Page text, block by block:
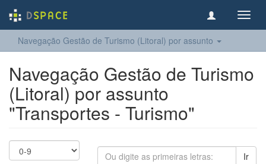
Navegação Gestão de Turismo (Litoral) por assunto
Navegação Gestão de Turismo
(Litoral) por assunto
"Transportes - Turismo"
Ir